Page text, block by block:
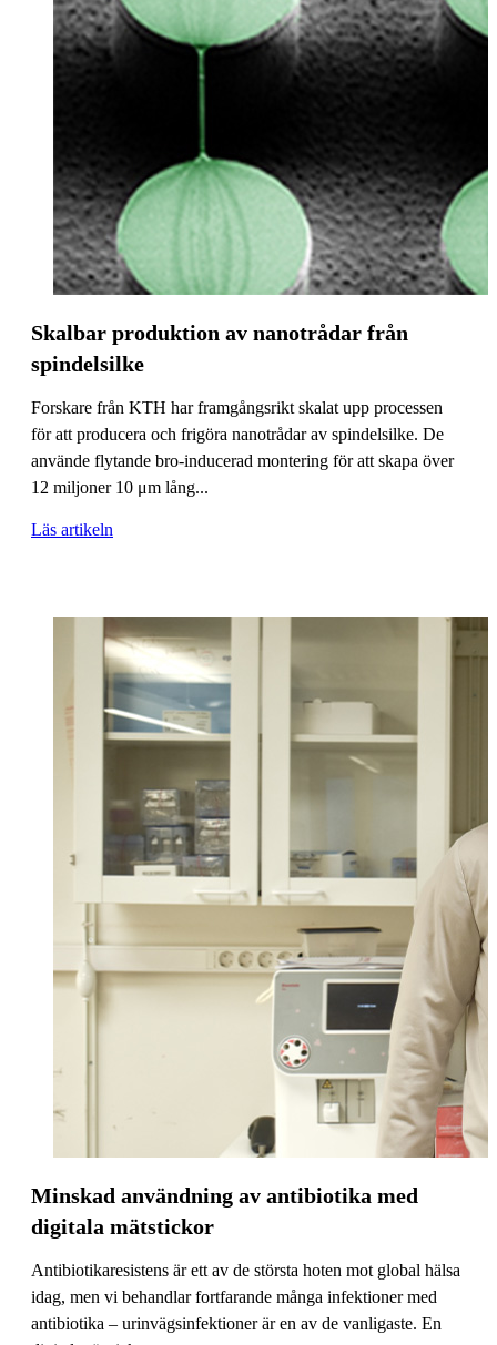
Skalbar produktion av nanotrådar från
spindelsilke
Forskare från KTH har framgångsrikt skalat upp processen
för att producera och frigöra nanotrådar av spindelsilke. De
använde flytande bro-inducerad montering för att skapa över
12 miljoner 10 μm lång...
Läs artikeln
Minskad användning av antibiotika med
digitala mätstickor
Antibiotikaresistens är ett av de största hoten mot global hälsa
idag, men vi behandlar fortfarande många infektioner med
antibiotika – urinvägsinfektioner är en av de vanligaste. En